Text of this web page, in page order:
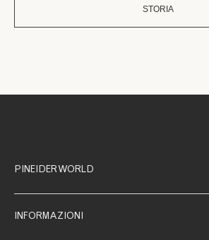
STORIA
PINEIDER WORLD
INFORMAZIONI